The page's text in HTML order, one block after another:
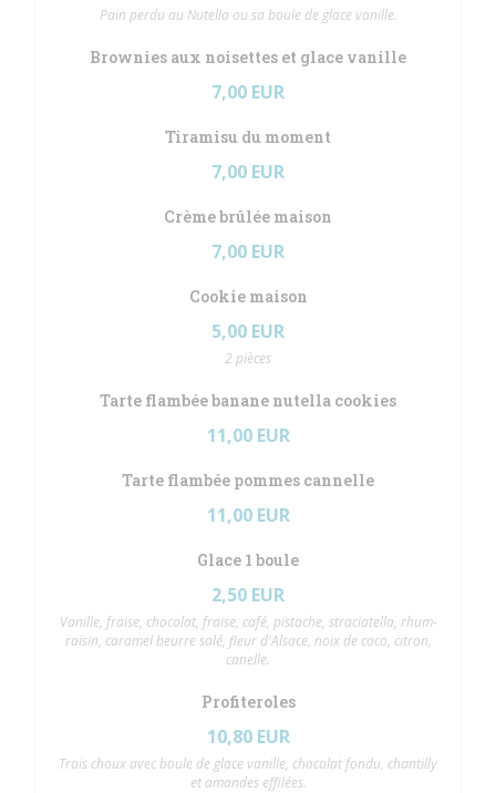
Pain perdu au Nutella ou sa boule de glace vanille.
Brownies aux noisettes et glace vanille
7,00 EUR
Tiramisu du moment
7,00 EUR
Crème brûlée maison
7,00 EUR
Cookie maison
5,00 EUR
2 pièces
Tarte flambée banane nutella cookies
11,00 EUR
Tarte flambée pommes cannelle
11,00 EUR
Glace 1 boule
2,50 EUR
Vanille, fraise, chocolat, fraise, café, pistache, straciatella, rhum-
raisin, caramel beurre salé, fleur d'Alsace, noix de coco, citron,
canelle.
Profiteroles
10,80 EUR
Trois choux avec boule de glace vanille, chocolat fondu, chantilly
et amandes effilées.